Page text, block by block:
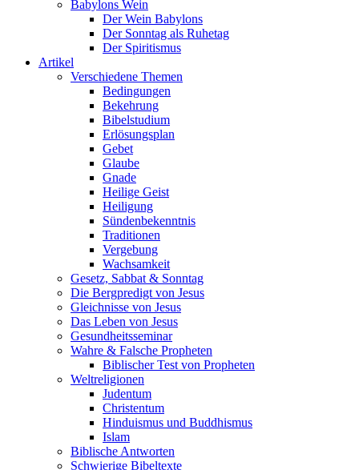
Babylons Wein
Der Wein Babylons
Der Sonntag als Ruhetag
Der Spiritismus
Artikel
Verschiedene Themen
Bedingungen
Bekehrung
Bibelstudium
Erlösungsplan
Gebet
Glaube
Gnade
Heilige Geist
Heiligung
Sündenbekenntnis
Traditionen
Vergebung
Wachsamkeit
Gesetz, Sabbat & Sonntag
Die Bergpredigt von Jesus
Gleichnisse von Jesus
Das Leben von Jesus
Gesundheitsseminar
Wahre & Falsche Propheten
Biblischer Test von Propheten
Weltreligionen
Judentum
Christentum
Hinduismus und Buddhismus
Islam
Biblische Antworten
Schwierige Bibeltexte